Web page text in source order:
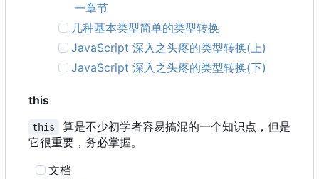
一章节
几种基本类型简单的类型转换
JavaScript 深入之头疼的类型转换(上)
JavaScript 深入之头疼的类型转换(下)
this
this
算是不少初学者容易搞混的一个知识点，但是
它很重要，务必掌握。
文档